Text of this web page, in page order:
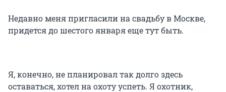
Недавно меня пригласили на свадьбу в Москве,
придется до шестого января еще тут быть.
Я, конечно, не планировал так долго здесь
оставаться, хотел на охоту успеть. Я охотник,